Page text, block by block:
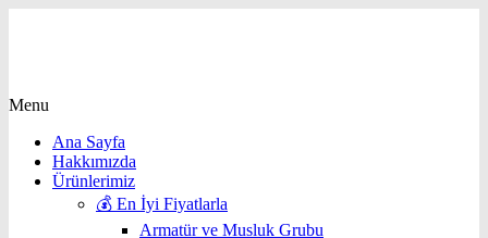
Menu
Ana Sayfa
Hakkımızda
Ürünlerimiz
💰 En İyi Fiyatlarla
Armatür ve Musluk Grubu